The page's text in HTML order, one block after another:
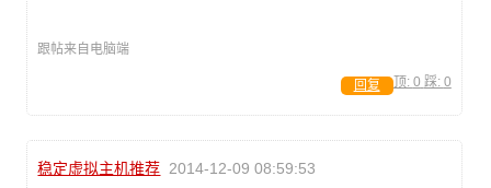
跟帖来自电脑端
顶: 0 踩: 0
回复
稳定虚拟主机推荐 2014-12-09 08:59:53